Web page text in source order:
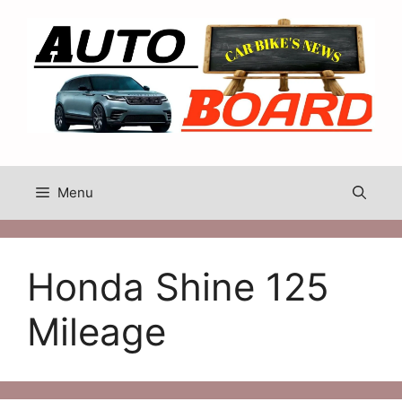
content
Menu
Honda Shine 125
Mileage